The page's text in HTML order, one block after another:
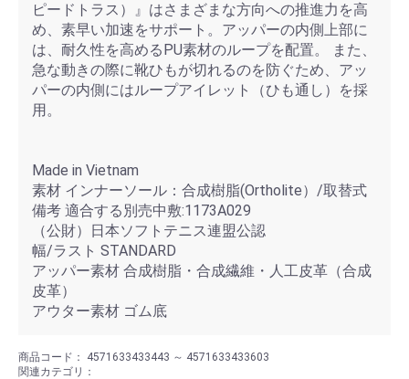
ピードトラス）』はさまざまな方向への推進力を高
め、素早い加速をサポート。アッパーの内側上部に
は、耐久性を高めるPU素材のループを配置。 また、
急な動きの際に靴ひもが切れるのを防ぐため、アッ
パーの内側にはループアイレット（ひも通し）を採
用。
Made in Vietnam
素材 インナーソール：合成樹脂(Ortholite）/取替式
備考 適合する別売中敷:1173A029
（公財）日本ソフトテニス連盟公認
幅/ラスト STANDARD
アッパー素材 合成樹脂・合成繊維・人工皮革（合成
皮革）
アウター素材 ゴム底
商品コード： 4571633433443 ～ 4571633433603
関連カテゴリ：